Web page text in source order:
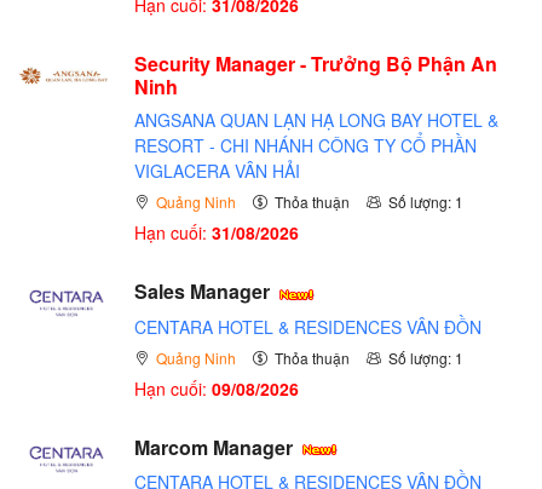
Security Manager - Trưởng Bộ Phận An
Ninh
ANGSANA QUAN LẠN HẠ LONG BAY HOTEL &
RESORT - CHI NHÁNH CÔNG TY CỔ PHẦN
VIGLACERA VÂN HẢI
Quảng Ninh Thỏa thuận Số lượng: 1
Hạn cuối: 31/08/2026
Sales Manager
CENTARA HOTEL & RESIDENCES VÂN ĐỒN
Quảng Ninh Thỏa thuận Số lượng: 1
Hạn cuối: 09/08/2026
Marcom Manager
CENTARA HOTEL & RESIDENCES VÂN ĐỒN